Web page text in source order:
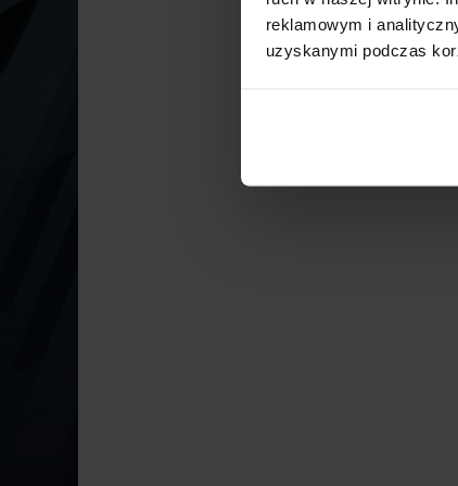
reklamowym i
uzyskanymi podczas